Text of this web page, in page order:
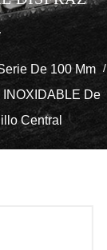
De 100 Mm /
De
Central